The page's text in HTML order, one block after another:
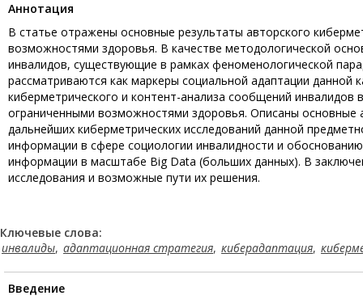
Aннотация
В статье отражены основные результаты авторского
возможностями здоровья. В качестве методологической
инвалидов, существующие в рамках феноменологической
рассматриваются как маркеры социальной адаптации данной
киберметрического и контент-анализа сообщений
ограниченными возможностями здоровья. Описаны основные
дальнейших киберметрических исследований данной
информации в сфере социологии инвалидности и
информации в масштабе Big Data (больших данных). В
исследования и возможные пути их решения.
Ключевые слова:
инвалиды, адаптационная стратегия, киберадаптация,
Введение